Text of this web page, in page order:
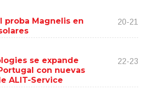
proba Magnelis en
20-21
se expande
con nuevas
ALIT-Service
22-23